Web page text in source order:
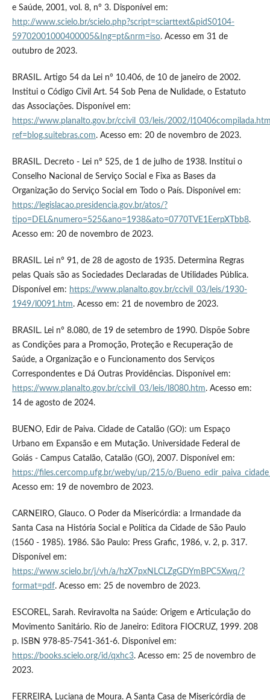
e Saúde, 2001, vol. 8, n° 3. Disponível em:
http://www.scielo.br/scielo.php?script=sciarttext&pidS0104-
59702001000400005&Ing=pt&nrm=iso. Acesso em 31 de
outubro de 2023.
BRASIL. Artigo 54 da Lei n° 10.406, de 10 de janeiro de 2002.
Institui o Código Civil Art. 54 Sob Pena de Nulidade, o Estatuto
das Associações. Disponível em:
https://www.planalto.gov.br/ccivil_03/leis/2002/
ref=blog.suitebras.com. Acesso em: 20 de novembro de 2023.
BRASIL. Decreto - Lei n° 525, de 1 de julho de 1938. Institui o
Conselho Nacional de Serviço Social e Fixa as Bases da
Organização do Serviço Social em Todo o País. Disponível em:
https://legislacao.presidencia.gov.br/atos/?
tipo=DEL&numero=525&ano=1938&ato=0770TVE1EerpXTbb8.
Acesso em: 20 de novembro de 2023.
BRASIL. Lei n° 91, de 28 de agosto de 1935. Determina Regras
pelas Quais são as Sociedades Declaradas de Utilidades Pública.
Disponível em: https://www.planalto.gov.br/ccivil_03/leis/1930-
1949/l0091.htm. Acesso em: 21 de novembro de 2023.
BRASIL. Lei n° 8.080, de 19 de setembro de 1990. Dispõe Sobre
as Condições para a Promoção, Proteção e Recuperação de
Saúde, a Organização e o Funcionamento dos Serviços
Correspondentes e Dá Outras Providências. Disponível em:
https://www.planalto.gov.br/ccivil_03/leis/l8080.htm. Acesso em:
14 de agosto de 2024.
BUENO, Edir de Paiva. Cidade de Catalão (GO): um Espaço
Urbano em Expansão e em Mutação. Universidade Federal de
Goiás - Campus Catalão, Catalão (GO), 2007. Disponível em:
https://files.cercomp.ufg.br/weby/up/215/o/
Acesso em: 19 de novembro de 2023.
CARNEIRO, Glauco. O Poder da Misericórdia: a Irmandade da
Santa Casa na História Social e Política da Cidade de São Paulo
(1560 - 1985). 1986. São Paulo: Press Grafic, 1986, v. 2, p. 317.
Disponível em:
https://www.scielo.br/j/vh/a/hzX7pxNLCLZgGDYmBPC5Xwq/?
format=pdf. Acesso em: 25 de novembro de 2023.
ESCOREL, Sarah. Reviravolta na Saúde: Origem e Articulação do
Movimento Sanitário. Rio de Janeiro: Editora FIOCRUZ, 1999. 208
p. ISBN 978-85-7541-361-6. Disponível em:
https://books.scielo.org/id/qxhc3. Acesso em: 25 de novembro de
2023.
FERREIRA, Luciana de Moura. A Santa Casa de Misericórdia de